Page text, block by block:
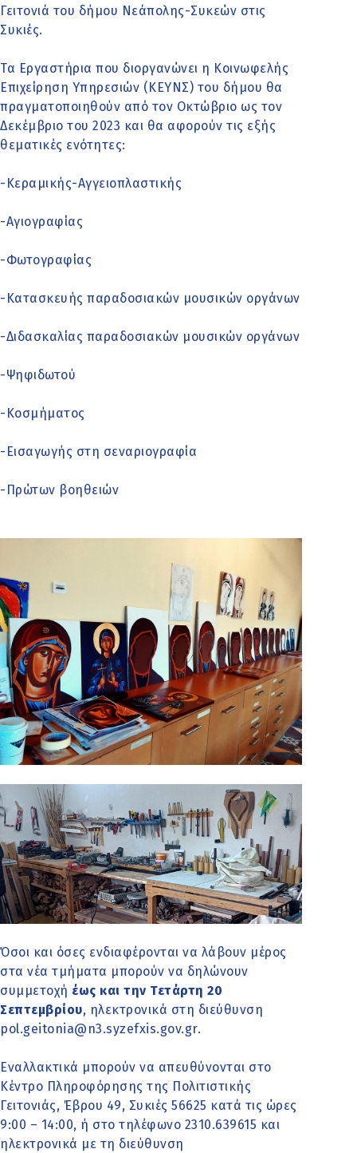
Γειτονιά του δήμου Νεάπολης-Συκεών στις
Συκιές.
Τα Εργαστήρια που διοργανώνει η Κοινωφελής
Επιχείρηση Υπηρεσιών (ΚΕΥΝΣ) του δήμου θα
πραγματοποιηθούν από τον Οκτώβριο ως τον
Δεκέμβριο του 2023 και θα αφορούν τις εξής
θεματικές ενότητες:
-Κεραμικής-Αγγειοπλαστικής
-Αγιογραφίας
-Φωτογραφίας
-Κατασκευής παραδοσιακών μουσικών οργάνων
-Διδασκαλίας παραδοσιακών μουσικών οργάνων
-Ψηφιδωτού
-Κοσμήματος
-Εισαγωγής στη σεναριογραφία
-Πρώτων βοηθειών
Όσοι και όσες ενδιαφέρονται να λάβουν μέρος
στα νέα τμήματα μπορούν να δηλώνουν
συμμετοχή έως και την Τετάρτη 20
Σεπτεμβρίου, ηλεκτρονικά στη διεύθυνση
pol.geitonia@n3.syzefxis.gov.gr.
Εναλλακτικά μπορούν να απευθύνονται στο
Κέντρο Πληροφόρησης της Πολιτιστικής
Γειτονιάς, Έβρου 49, Συκιές 56625 κατά τις ώρες
9:00 – 14:00, ή στο τηλέφωνο 2310.639615 και
ηλεκτρονικά με τη διεύθυνση